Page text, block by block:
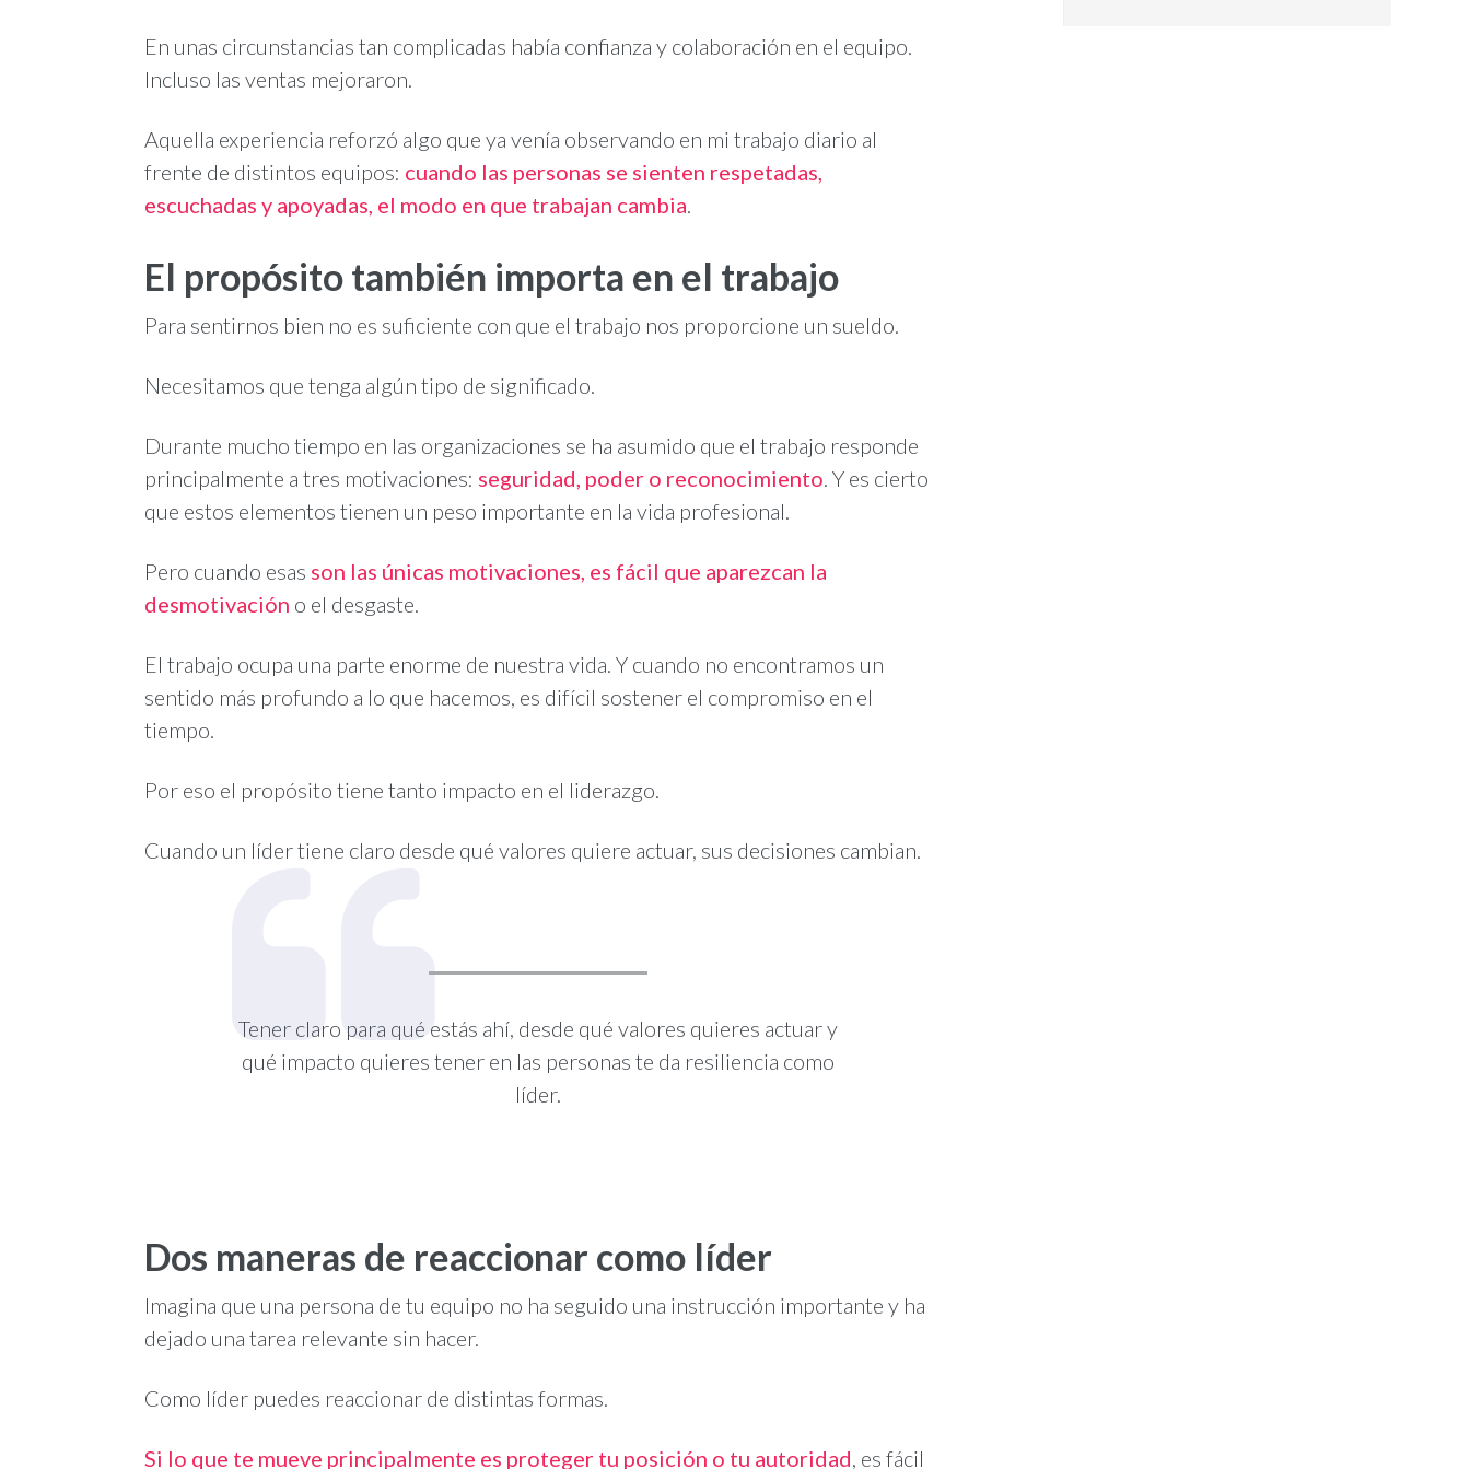
En unas circunstancias tan complicadas había confianza y colaboración en el equipo.
Incluso las ventas mejoraron.
Aquella experiencia reforzó algo que ya venía observando en mi trabajo diario al
frente de distintos equipos: cuando las personas se sienten respetadas,
escuchadas y apoyadas, el modo en que trabajan cambia.
El propósito también importa en el trabajo
Para sentirnos bien no es suficiente con que el trabajo nos proporcione un sueldo.
Necesitamos que tenga algún tipo de significado.
Durante mucho tiempo en las organizaciones se ha asumido que el trabajo responde
principalmente a tres motivaciones: seguridad, poder o reconocimiento. Y es cierto
que estos elementos tienen un peso importante en la vida profesional.
Pero cuando esas son las únicas motivaciones, es fácil que aparezcan la
desmotivación o el desgaste.
El trabajo ocupa una parte enorme de nuestra vida. Y cuando no encontramos un
sentido más profundo a lo que hacemos, es difícil sostener el compromiso en el
tiempo.
Por eso el propósito tiene tanto impacto en el liderazgo.
Cuando un líder tiene claro desde qué valores quiere actuar, sus decisiones cambian.
Tener claro para qué estás ahí, desde qué valores quieres actuar y
qué impacto quieres tener en las personas te da resiliencia como
líder.
Dos maneras de reaccionar como líder
Imagina que una persona de tu equipo no ha seguido una instrucción importante y ha
dejado una tarea relevante sin hacer.
Como líder puedes reaccionar de distintas formas.
Si lo que te mueve principalmente es proteger tu posición o tu autoridad, es fácil